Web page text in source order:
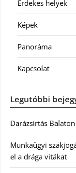
Érdekes helyek
Képek
Panoráma
Kapcsolat
Legutóbbi
Darázsirtás
Munkaügyi
el a drága vitákat